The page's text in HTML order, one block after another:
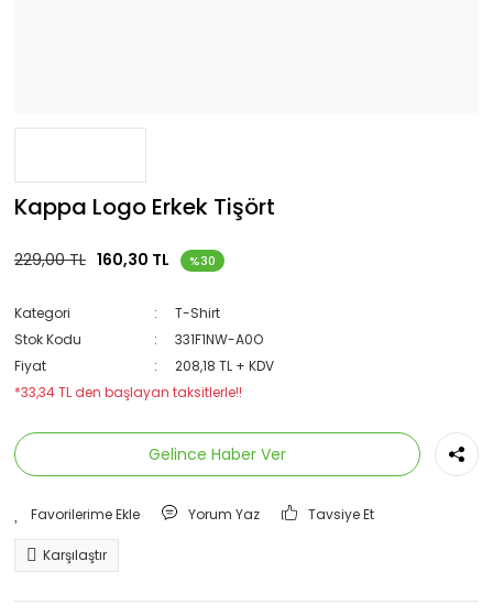
Kappa Logo Erkek Tişört
229,00 TL 160,30 TL %30
Kategori
T-Shirt
Stok Kodu
331F1NW-A0O
Fiyat
208,18 TL + KDV
*33,34 TL den başlayan taksitlerle!!
Gelince Haber Ver
Yorum Yaz Tavsiye Et
Karşılaştır